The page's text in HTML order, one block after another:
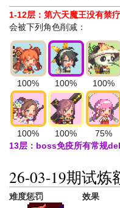
1-12层：第六天魔王没有禁疗
会被下列角色削减：
100% 100% 100%
100% 100% 75%
13层：boss免疫所有常规
26-03-19期试炼
难度惩罚 效果